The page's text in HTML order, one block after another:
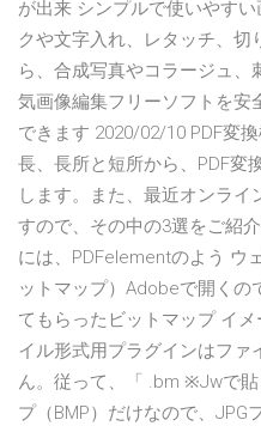
が出来 シンプルで使いやす
クや文字入れ、レタッチ、
ら、合成写真やコラージュ、
気画像編集フリーソフトを安
できます 2020/02/10 PDF変
長、長所と短所から、PDF変
します。また、最近オンライ
すので、その中の3選をご紹
には、PDFelementのよう ウ
ットマップ）Adobeで開くの
てもらったビットマップ イメ
イル形式用プラグインはファ
ん。従って、「 .bm ※Jwで
プ（BMP）だけなので、JPG